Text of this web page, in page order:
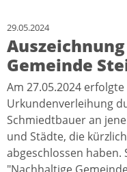
29.05.2024
Gemeinde
Am 27.05.2024
Urkundenverleihung
Schmiedtbauer an
und Städte, die
abgeschlossen haben.